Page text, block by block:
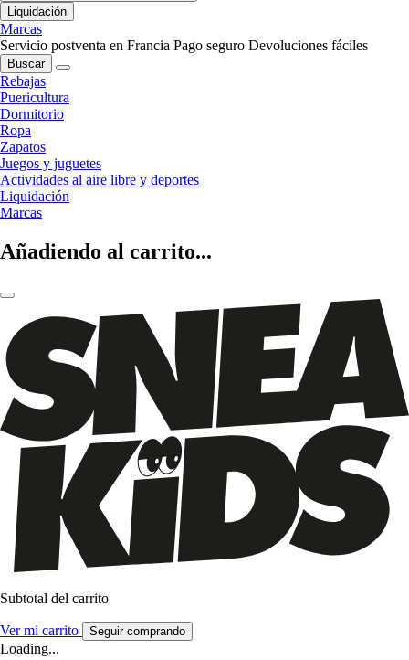
Liquidación
Marcas
Servicio postventa en Francia Pago seguro Devoluciones fáciles
Buscar
Rebajas
Puericultura
Dormitorio
Ropa
Zapatos
Juegos y juguetes
Actividades al aire libre y deportes
Liquidación
Marcas
Añadiendo al carrito...
Subtotal del carrito
Ver mi carrito Seguir comprando
Loading...